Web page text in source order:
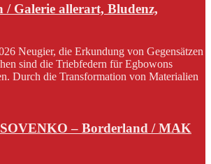
/ Galerie allerart, Bludenz,
Neugier, die Erkundung von Gegensätzen
sind die Triebfedern für Egbowons
Durch die Transformation von Materialien
– Borderland / MAK